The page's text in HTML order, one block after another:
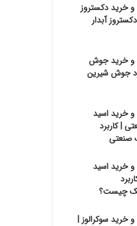
خرید دکستروز
آبدار
خرید جوش
جوش شیرین
خرید اسید
| کاربرد
صنعتی
خرید اسید
چیست؟
سوکرالوز |